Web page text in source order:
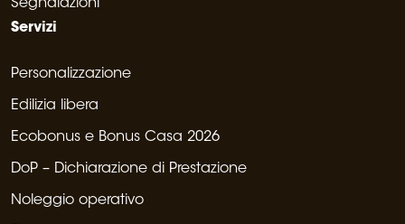
Segnalazioni
Servizi
Personalizzazione
Edilizia libera
Ecobonus e Bonus Casa 2026
DoP – Dichiarazione di Prestazione
Noleggio operativo